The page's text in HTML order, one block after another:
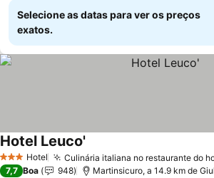
Selecione as datas para ver os preços
exatos.
3 EstrelasHotel Culinária italiana no restaurante do
Hotel Leuco'
7,7 Boa 948 Martinsicuro, a 14.9 km de